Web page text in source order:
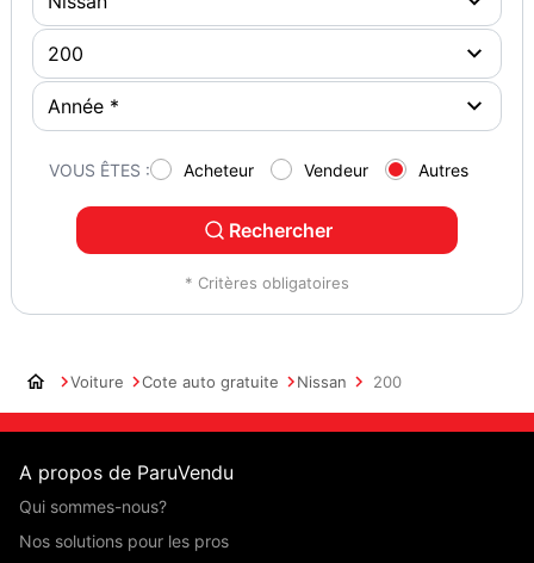
VOUS ÊTES : Acheteur Vendeur Autres
Rechercher
* Critères obligatoires
Voiture Cote auto gratuite Nissan 200
A propos de ParuVendu
Qui sommes-nous?
Nos solutions pour les pros